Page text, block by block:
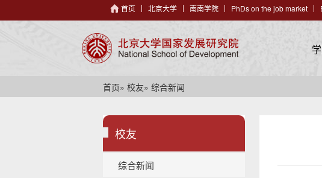
首页 北京大学 南南学院 PhDs on the job market
首页» 校友» 综合新闻
校友
综合新闻